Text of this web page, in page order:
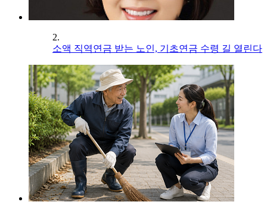
2.
소액 직역연금 받는 노인, 기초연금 수령 길 열린다